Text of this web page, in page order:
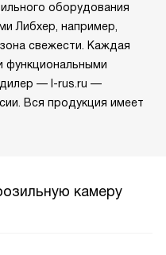
оборудования
Либхер, например,
свежести. Каждая
функциональными
— l-rus.ru —
Вся продукция имеет
камеру